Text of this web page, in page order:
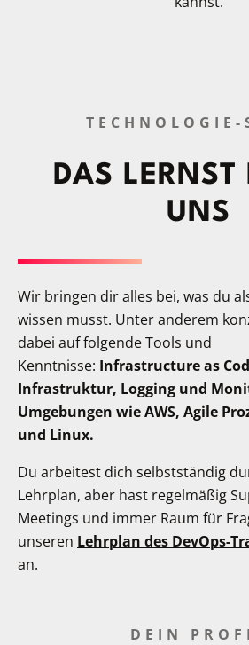
TECHNOLOGIE-
DAS LERNST
UNS
Wir bringen dir alles bei, was du
wissen musst. Unter anderem
dabei auf folgende Tools und
Kenntnisse: Infrastructure as
Infrastruktur, Logging und
Umgebungen wie AWS, Agile
und Linux.
Du arbeitest dich selbstständig
Lehrplan, aber hast regelmäßig
Meetings und immer Raum für
unseren Lehrplan des DevOps-
an.
DEIN